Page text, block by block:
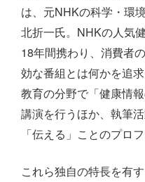
は、元NHKの科学・環
北折一氏。NHKの人気
18年間携わり、消費者
効な番組とは何かを追
教育の分野で「健康情
講演を行うほか、執筆
「伝える」ことのプロ
これら独自の特長を有